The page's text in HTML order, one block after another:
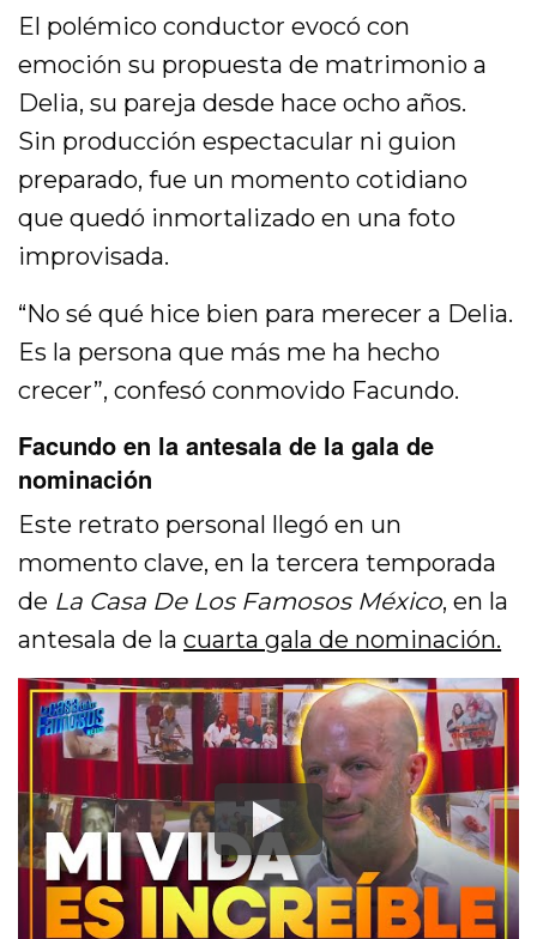
El polémico conductor evocó con
emoción su propuesta de matrimonio a
Delia, su pareja desde hace ocho años.
Sin producción espectacular ni guion
preparado, fue un momento cotidiano
que quedó inmortalizado en una foto
improvisada.
“No sé qué hice bien para merecer a Delia.
Es la persona que más me ha hecho
crecer”, confesó conmovido Facundo.
Facundo en la antesala de la gala de
nominación
Este retrato personal llegó en un
momento clave, en la tercera temporada
de La Casa De Los Famosos México, en la
antesala de lacuarta gala de nominación.